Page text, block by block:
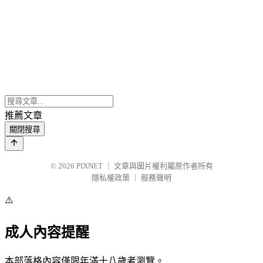
推薦文章
關閉搜尋
© 2026 PIXNET
文章與圖片權利屬原作者所有
隱私權政策
服務聲明
⚠️
成人內容提醒
本部落格內容僅限年滿十八歲者瀏覽。